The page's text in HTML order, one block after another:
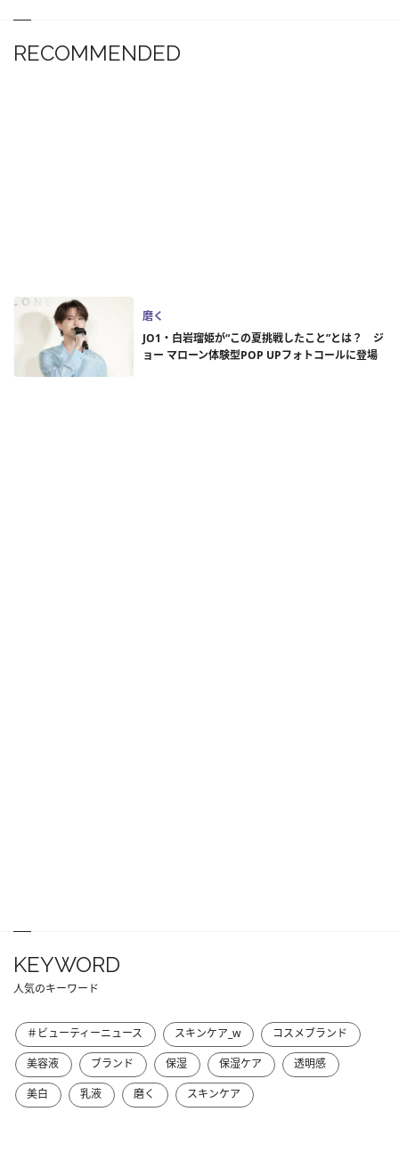
RECOMMENDED
磨く
JO1・白岩瑠姫が“この夏挑戦したこと”とは？ ジ
ョー マローン体験型POP UPフォトコールに登場
KEYWORD
人気のキーワード
＃ビューティーニュース スキンケア_w
コスメブランド
美容液
ブランド 保湿 保湿ケア
透明感
美白
乳液 磨く スキンケア